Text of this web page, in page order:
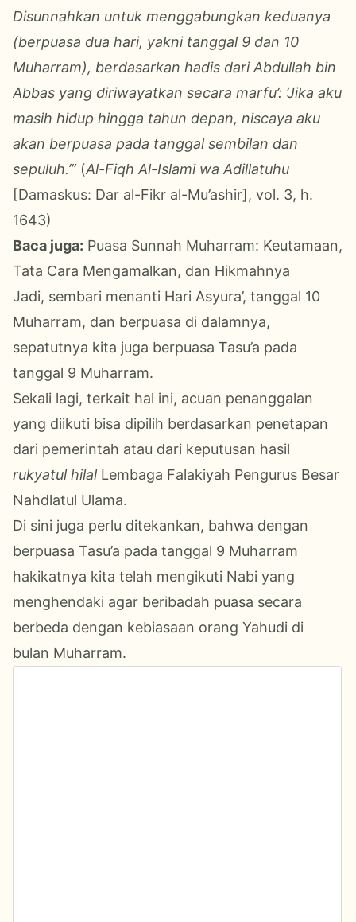
Disunnahkan untuk menggabungkan keduanya
(berpuasa dua hari, yakni tanggal 9 dan 10
Muharram), berdasarkan hadis dari Abdullah bin
Abbas yang diriwayatkan secara marfu’: ‘Jika aku
masih hidup hingga tahun depan, niscaya aku
akan berpuasa pada tanggal sembilan dan
sepuluh.’” (Al-Fiqh Al-Islami wa Adillatuhu
[Damaskus: Dar al-Fikr al-Mu’ashir], vol. 3, h.
1643)
Baca juga: Puasa Sunnah Muharram: Keutamaan,
Tata Cara Mengamalkan, dan Hikmahnya
Jadi, sembari menanti Hari Asyura’, tanggal 10
Muharram, dan berpuasa di dalamnya,
sepatutnya kita juga berpuasa Tasu’a pada
tanggal 9 Muharram.
Sekali lagi, terkait hal ini, acuan penanggalan
yang diikuti bisa dipilih berdasarkan penetapan
dari pemerintah atau dari keputusan hasil
rukyatul hilal Lembaga Falakiyah Pengurus Besar
Nahdlatul Ulama.
Di sini juga perlu ditekankan, bahwa dengan
berpuasa Tasu’a pada tanggal 9 Muharram
hakikatnya kita telah mengikuti Nabi yang
menghendaki agar beribadah puasa secara
berbeda dengan kebiasaan orang Yahudi di
bulan Muharram.